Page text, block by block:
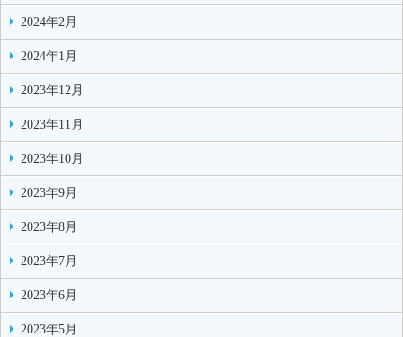
2024年2月
2024年1月
2023年12月
2023年11月
2023年10月
2023年9月
2023年8月
2023年7月
2023年6月
2023年5月